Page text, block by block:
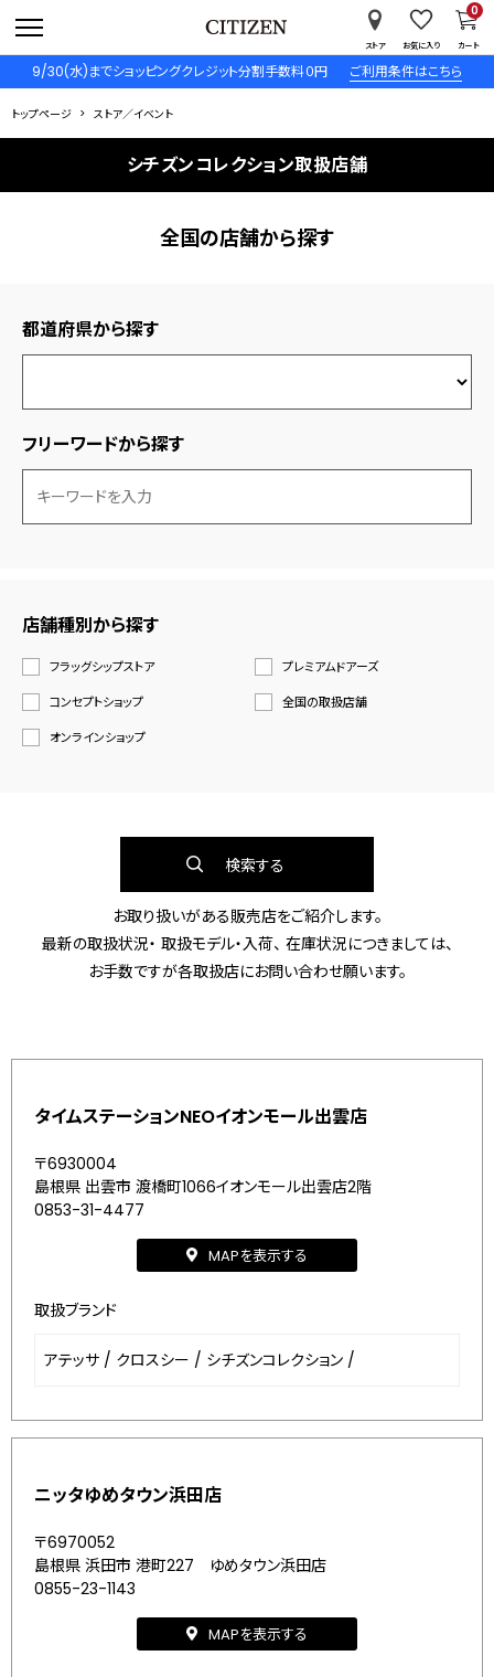
9/30(水)までショッピングクレジット分割手数料０円 ご利用条件はこちら
ストア お気に入り カート
0
トップページ ストア／イベント
シチズンコレクション取扱店舗
全国の店舗から探す
都道府県から探す
フリーワードから探す
店舗種別から探す
フラッグシップストア
プレミアムドアーズ
コンセプトショップ
全国の取扱店舗
オンラインショップ
検索する
お取り扱いがある販売店をご紹介します。
最新の取扱状況・ 取扱モデル・入荷、 在庫状況につきましては、
お手数ですが各取扱店にお問い合わせ願います。
タイムステーションNEOイオンモール出雲店
〒6930004
島根県 出雲市 渡橋町1066イオンモール出雲店2階
0853-31-4477
MAPを表示する
取扱ブランド
アテッサ / クロスシー / シチズンコレクション /
ニッタゆめタウン浜田店
〒6970052
島根県 浜田市 港町227 ゆめタウン浜田店
0855-23-1143
MAPを表示する